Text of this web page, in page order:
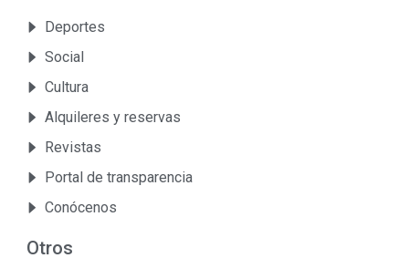
Deportes
Social
Cultura
Alquileres y reservas
Revistas
Portal de transparencia
Conócenos
Otros